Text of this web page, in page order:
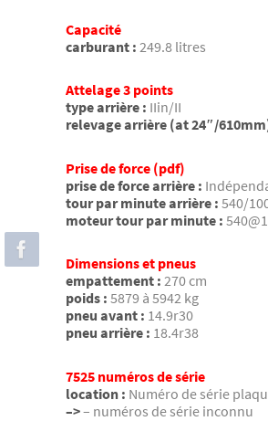
Capacité
carburant : 249.8 litres
Attelage 3 points
type arrière : IIin/II
relevage arrière (at 24″/
Prise de force (pdf)
prise de force arrière :
tour par minute arrière : 540/
moteur tour par minute :
Dimensions et pneus
empattement : 270 cm
poids : 5879 à 5942 kg
pneu avant : 14.9r30
pneu arrière : 18.4r38
7525 numéros de série
location : Numéro de série
–>– numéros de série inconnu